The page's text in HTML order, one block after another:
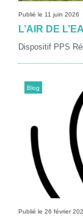
Publié le 11 juin 2026
L’AIR DE
Dispositif PPS
Blog
Publié le 26 février